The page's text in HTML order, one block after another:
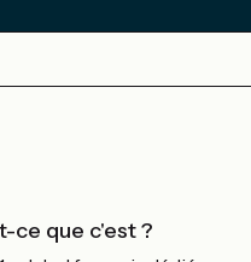
ce que c'est ?